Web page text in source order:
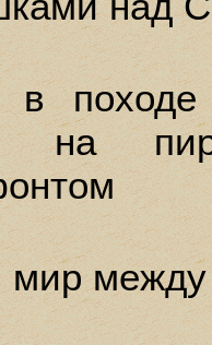
в
на
мир